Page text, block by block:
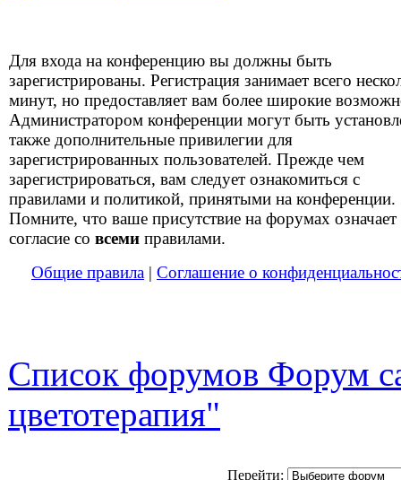
Для входа на конференцию вы должны быть
зарегистрированы. Регистрация занимает всего
минут, но предоставляет вам более широкие
Администратором конференции могут быть
также дополнительные привилегии для
зарегистрированных пользователей. Прежде чем
зарегистрироваться, вам следует ознакомиться с
правилами и политикой, принятыми на конференции.
Помните, что ваше присутствие на форумах означает
согласие со всеми правилами.
Общие правила | Соглашение о
Список форумов Форум
цветотерапия"
Перейти: